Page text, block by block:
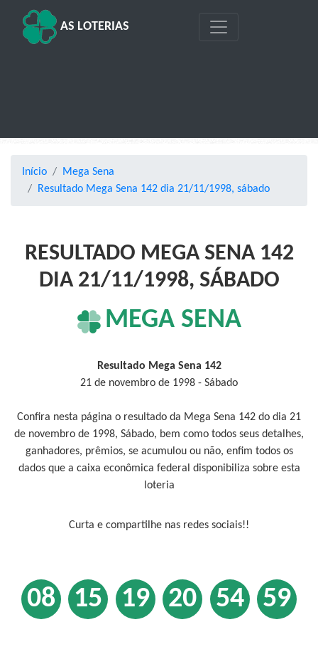
AS LOTERIAS
Início
Mega Sena
Resultado Mega Sena 142 dia 21/11/1998, sábado
RESULTADO MEGA SENA 142
DIA 21/11/1998, SÁBADO
MEGA SENA
Resultado Mega Sena 142
21 de novembro de 1998 - Sábado
Confira nesta página o resultado da Mega Sena 142 do dia 21
de novembro de 1998, Sábado, bem como todos seus detalhes,
ganhadores, prêmios, se acumulou ou não, enfim todos os
dados que a caixa econômica federal disponibiliza sobre esta
loteria
Curta e compartilhe nas redes sociais!!
08 15 19 20 54 59